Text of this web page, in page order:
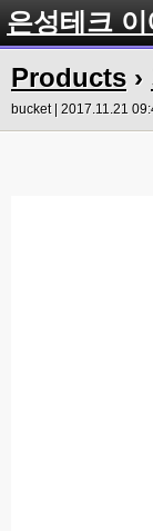
은성테크 이
Products ›
bucket | 2017.11.21